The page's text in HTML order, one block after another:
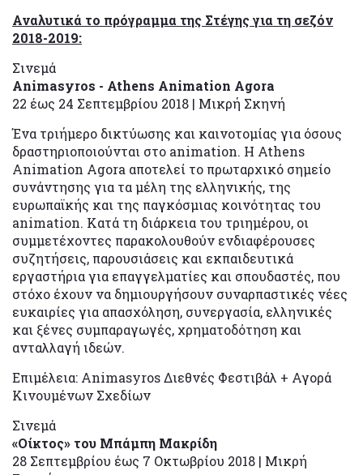
Αναλυτικά το πρόγραμμα της Στέγης για τη σεζόν
2018-2019:
Σινεμά
Animasyros - Athens Animation Agora
22 έως 24 Σεπτεμβρίου 2018 | Μικρή Σκηνή
Ένα τριήμερο δικτύωσης και καινοτομίας για όσους
δραστηριοποιούνται στο animation. Η Athens
Animation Agora αποτελεί το πρωταρχικό σημείο
συνάντησης για τα μέλη της ελληνικής, της
ευρωπαϊκής και της παγκόσμιας κοινότητας του
animation. Κατά τη διάρκεια του τριημέρου, οι
συμμετέχοντες παρακολουθούν ενδιαφέρουσες
συζητήσεις, παρουσιάσεις και εκπαιδευτικά
εργαστήρια για επαγγελματίες και σπουδαστές, που
στόχο έχουν να δημιουργήσουν συναρπαστικές νέες
ευκαιρίες για απασχόληση, συνεργασία, ελληνικές
και ξένες συμπαραγωγές, χρηματοδότηση και
ανταλλαγή ιδεών.
Επιμέλεια: Αnimasyros Διεθνές Φεστιβάλ + Αγορά
Κινουμένων Σχεδίων
Σινεμά
«Οίκτος» του Μπάμπη Μακρίδη
28 Σεπτεμβρίου έως 7 Οκτωβρίου 2018 | Μικρή